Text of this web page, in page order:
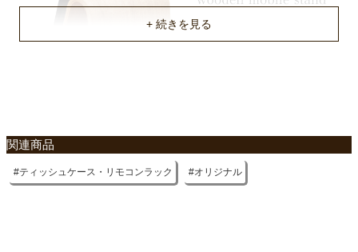
関連商品
ティッシュケース・リモコンラック オリジナル